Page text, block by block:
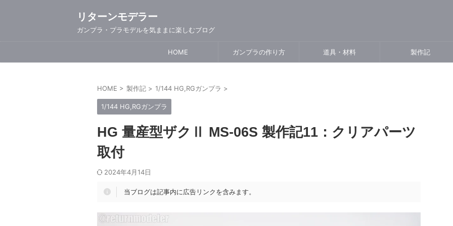
リターンモデラー
ガンプラ・プラモデルを気ままに楽しむブログ
HOME ガンプラの作り方 道具・材料 製作記
HOME > 製作記 > 1/144 HG,RGガンプラ >
1/144 HG,RGガンプラ
HG 量産型ザクⅡ MS-06S 製作記11：クリアパーツ
取付
2024年4月14日
当ブログは記事内に広告リンクを含みます。